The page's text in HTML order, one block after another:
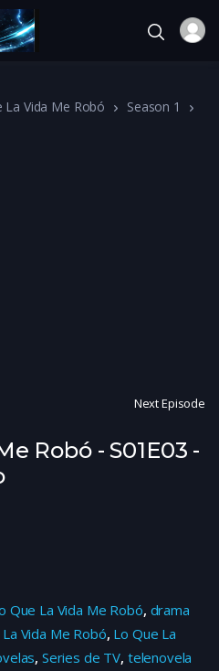
La Vida Me Robó
Season 1
Next Episode
Robó - S01E03 -
Que La Vida Me Robó, drama
Vida Me Robó, Lo Que La
, Series de TV, telenovela